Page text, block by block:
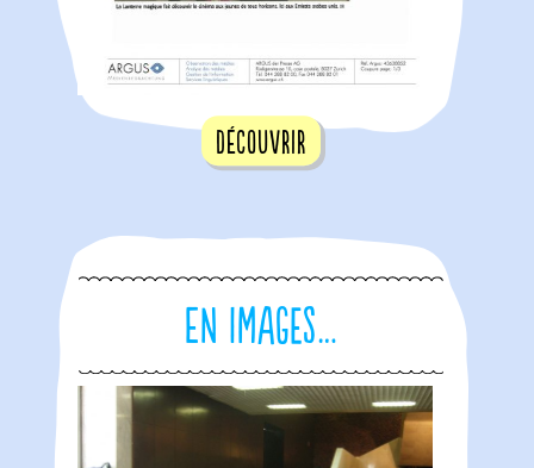
Découvrir
En images…